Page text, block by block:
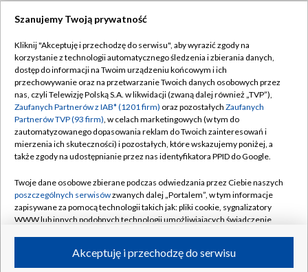
TVP
Abonament TVP
Emisja w TVP
Centrum informacji TVP
Naziemna Telewizja Cyfrowa
Rada Programowa
System NOS
Informacje o nadawcy
Program dla prasy
Regulamin TVP
Polityka prywatności
Moje zgody
Pomoc
Kontakt
Kanały
Szanujemy Twoją prywatność
Kliknij "Akceptuję i przechodzę do serwisu", aby wyrazić zgody na
korzystanie z technologii automatycznego śledzenia i zbierania danych,
dostęp do informacji na Twoim urządzeniu końcowym i ich
przechowywanie oraz na przetwarzanie Twoich danych osobowych przez
nas, czyli Telewizję Polską S.A. w likwidacji (zwaną dalej również „TVP”),
Zaufanych Partnerów z IAB* (1201 firm) oraz pozostałych Zaufanych
Partnerów TVP (93 firm), w celach marketingowych (w tym do
zautomatyzowanego dopasowania reklam do Twoich zainteresowań i
mierzenia ich skuteczności) i pozostałych, które wskazujemy poniżej, a
także zgody na udostępnianie przez nas identyfikatora PPID do Google.
Twoje dane osobowe zbierane podczas odwiedzania przez Ciebie naszych
poszczególnych serwisówzwanych dalej „Portalem”, w tym informacje
zapisywane za pomocą technologii takich jak: pliki cookie, sygnalizatory
WWW lub innych podobnych technologii umożliwiających świadczenie
ruchu w Internecie.Akceptuję i przechodzę do serwisu